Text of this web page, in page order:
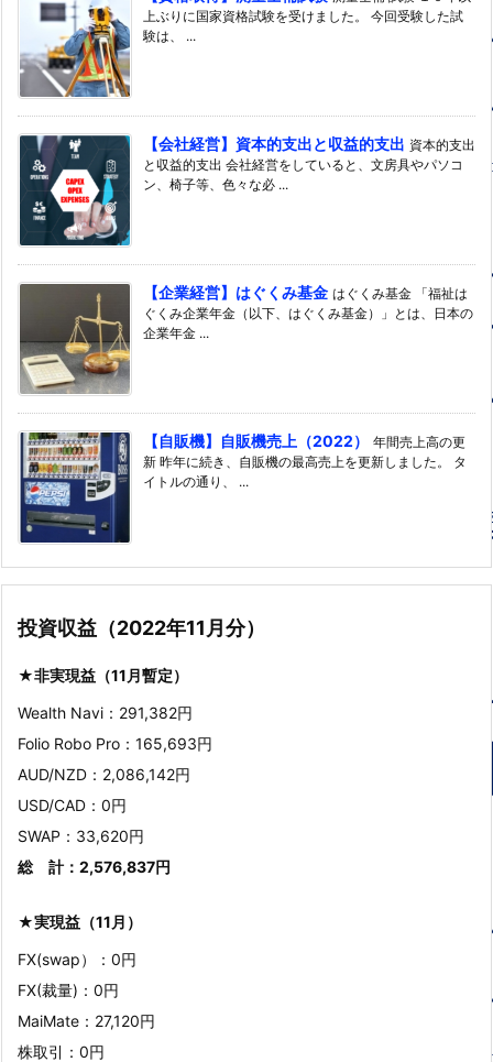
上ぶりに国家資格試験を受けました。 今回受験した試
験は、 ...
【会社経営】資本的支出と収益的支出 資本的支出
と収益的支出 会社経営をしていると、文房具やパソコ
ン、椅子等、色々な必 ...
【企業経営】はぐくみ基金 はぐくみ基金 「福祉は
ぐくみ企業年金（以下、はぐくみ基金）」とは、日本の
企業年金 ...
【自販機】自販機売上（2022）
年間売上高の更
新 昨年に続き、自販機の最高売上を更新しました。 タ
イトルの通り、 ...
投資収益（2022年11月分）
★非実現益（11月暫定）
Wealth Navi：291,382円
Folio Robo Pro：165,693円
AUD/NZD：2,086,142円
USD/CAD：0円
SWAP：33,620円
総 計：2,576,837円
★実現益（11月）
FX(swap）：0円
FX(裁量)：0円
MaiMate：27,120円
株取引：0円